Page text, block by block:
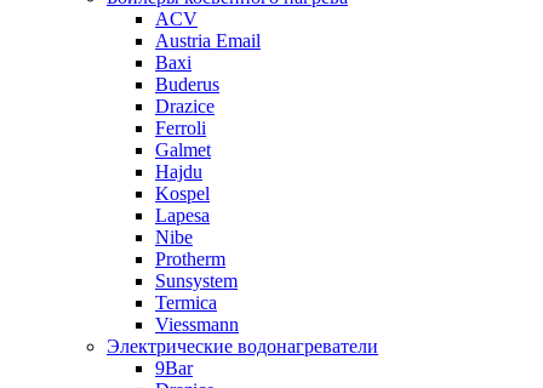
ACV
Austria Email
Baxi
Buderus
Drazice
Ferroli
Galmet
Hajdu
Kospel
Lapesa
Nibe
Protherm
Sunsystem
Termica
Viessmann
Электрические водонагреватели
9Bar